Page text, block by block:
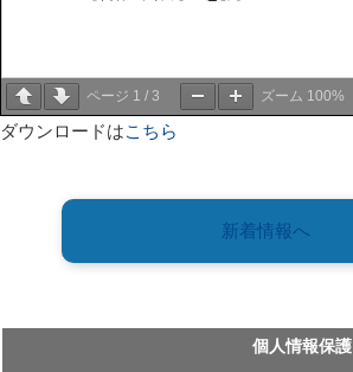
ページ 1 / 3 ズーム 100%
ダウンロードはこちら
新着情報へ
個⼈情報保護